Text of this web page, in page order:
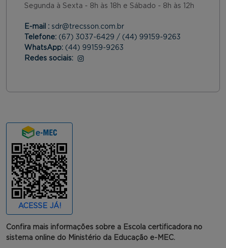
Segunda à Sexta - 8h às 18h e Sábado - 8h às 12h
E-mail : sdr@trecsson.com.br
Telefone: (67) 3037-6429 / (44) 99159-9263
WhatsApp: (44) 99159-9263
Redes sociais:
ACESSE JÁ!
Confira mais informações sobre a Escola certificadora no
sistema online do Ministério da Educação e-MEC.